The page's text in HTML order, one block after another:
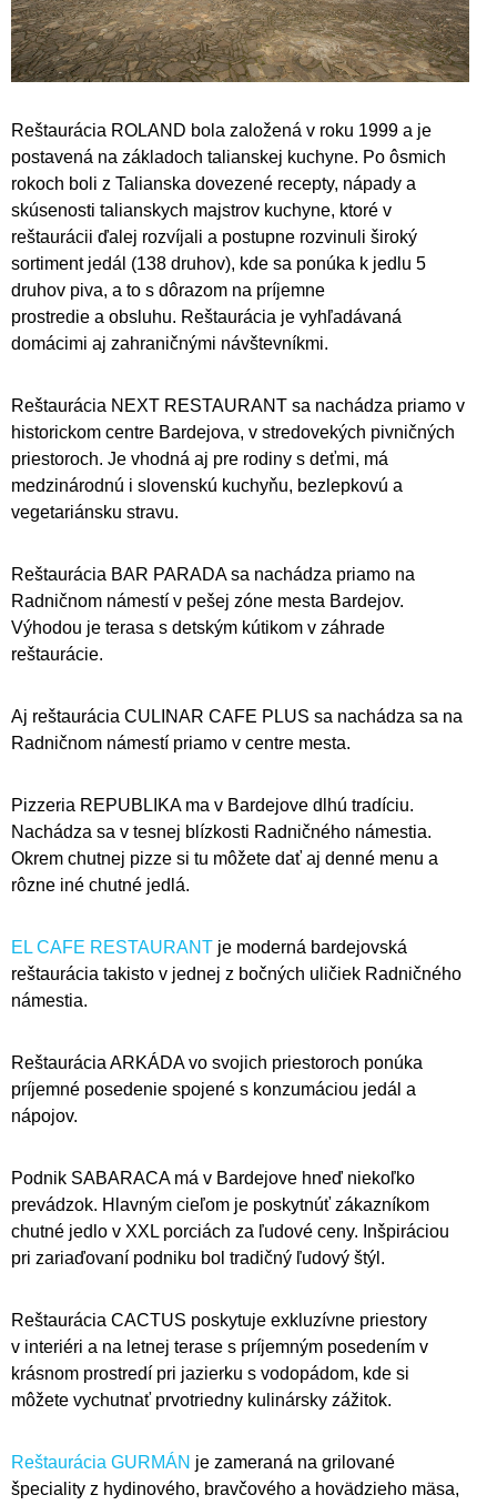
Reštaurácia ROLAND bola založená v roku 1999 a je
postavená na základoch talianskej kuchyne. Po ôsmich
rokoch boli z Talianska dovezené recepty, nápady a
skúsenosti talianskych majstrov kuchyne, ktoré v
reštaurácii ďalej rozvíjali a postupne rozvinuli široký
sortiment jedál (138 druhov), kde sa ponúka k jedlu 5
druhov piva, a to s dôrazom na príjemne
prostredie a obsluhu. Reštaurácia je vyhľadávaná
domácimi aj zahraničnými návštevníkmi.
Reštaurácia NEXT RESTAURANT sa nachádza priamo v
historickom centre Bardejova, v stredovekých pivničných
priestoroch. Je vhodná aj pre rodiny s deťmi, má
medzinárodnú i slovenskú kuchyňu, bezlepkovú a
vegetariánsku stravu.
Reštaurácia BAR PARADA sa nachádza priamo na
Radničnom námestí v pešej zóne mesta Bardejov.
Výhodou je terasa s detským kútikom v záhrade
reštaurácie.
Aj reštaurácia CULINAR CAFE PLUS sa nachádza sa na
Radničnom námestí priamo v centre mesta.
Pizzeria REPUBLIKA ma v Bardejove dlhú tradíciu.
Nachádza sa v tesnej blízkosti Radničného námestia.
Okrem chutnej pizze si tu môžete dať aj denné menu a
rôzne iné chutné jedlá.
EL CAFE RESTAURANT je moderná bardejovská
reštaurácia takisto v jednej z bočných uličiek Radničného
námestia.
Reštaurácia ARKÁDA vo svojich priestoroch ponúka
príjemné posedenie spojené s konzumáciou jedál a
nápojov.
Podnik SABARACA má v Bardejove hneď niekoľko
prevádzok. Hlavným cieľom je poskytnúť zákazníkom
chutné jedlo v XXL porciách za ľudové ceny. Inšpiráciou
pri zariaďovaní podniku bol tradičný ľudový štýl.
Reštaurácia CACTUS poskytuje exkluzívne priestory
v interiéri a na letnej terase s príjemným posedením v
krásnom prostredí pri jazierku s vodopádom, kde si
môžete vychutnať prvotriedny kulinársky zážitok.
Reštaurácia GURMÁN je zameraná na grilované
špeciality z hydinového, bravčového a hovädzieho mäsa,